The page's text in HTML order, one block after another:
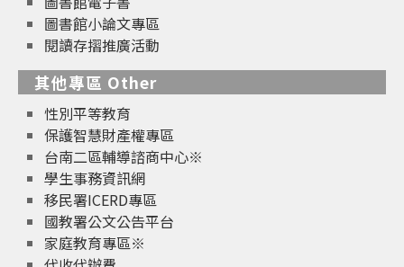
圖書館小論文專區
閱讀存摺推廣活動
其他專區 Other
性別平等教育
保護智慧財產權專區
台南二區輔導諮商中心※
學生事務資訊網
移民署ICERD專區
國教署公文公告平台
家庭教育專區※